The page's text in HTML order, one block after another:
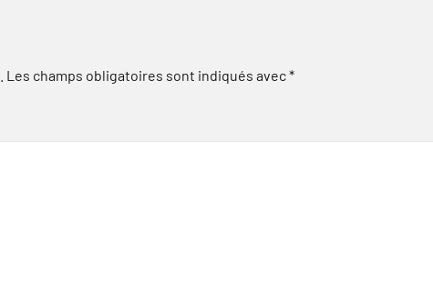
Les champs obligatoires sont indiqués avec*